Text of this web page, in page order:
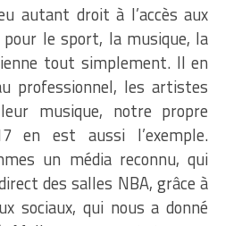
autant droit à l’accès aux
le sport, la musique, la
tout simplement. Il en
professionnel, les artistes
musique, notre propre
en est aussi l’exemple.
un média reconnu, qui
des salles NBA, grâce à
sociaux, qui nous a donné